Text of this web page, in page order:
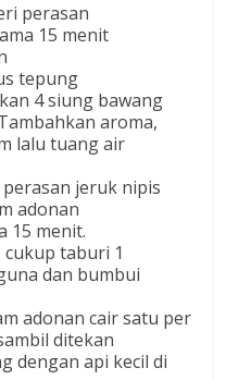
perasan
15 menit
tepung
4 siung bawang
aroma,
lalu tuang air
jeruk nipis
adonan
15 menit.
taburi 1
dan bumbui
adonan cair satu per
ditekan
dengan api kecil di